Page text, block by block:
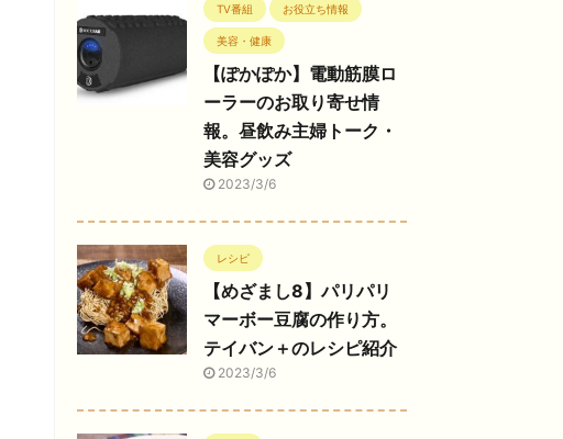
TV番組 お役立ち情報
美容・健康
【ぽかぽか】電動筋膜ロ
ーラーのお取り寄せ情
報。昼飲み主婦トーク・
美容グッズ
2023/3/6
レシピ
【めざまし8】パリパリ
マーボー豆腐の作り方。
テイバン＋のレシピ紹介
2023/3/6